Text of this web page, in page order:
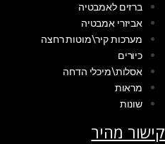
ברזים לאמבטיה
אביזרי אמבטיה
מערכות קיר\מוטות רחצה
כיורים
אסלות\מיכלי הדחה
מראות
שונות
קישור מהיר